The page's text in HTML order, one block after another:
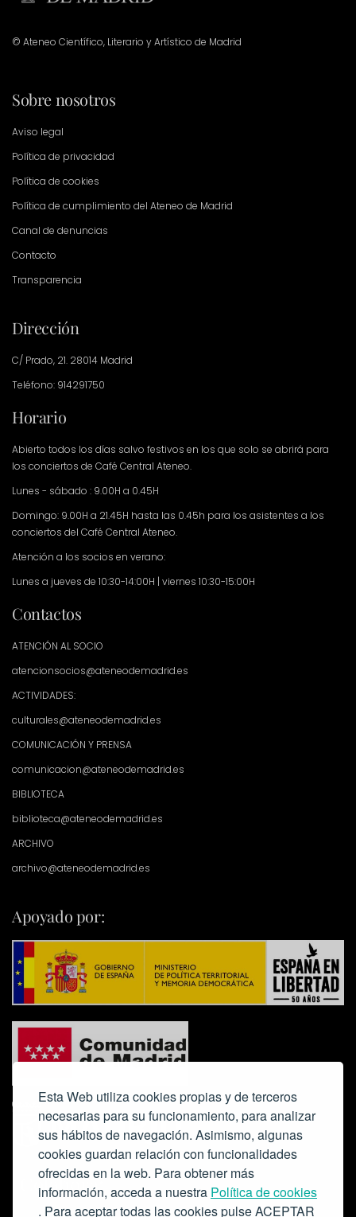
Esta Web utiliza cookies propias y de terceros
necesarias para su funcionamiento, para analizar
sus hábitos de navegación. Asimismo, algunas
cookies guardan relación con funcionalidades
ofrecidas en la web. Para obtener más
información, acceda a nuestra Política de cookies
. Para aceptar todas las cookies pulse ACEPTAR
© Ateneo Científico, Literario y Artístico de Madrid
Sobre nosotros
Aviso legal
Política de privacidad
Política de cookies
Política de cumplimiento del Ateneo de Madrid
Canal de denuncias
Contacto
Transparencia
Dirección
C/ Prado, 21. 28014 Madrid
Teléfono: 914291750
Horario
Abierto todos los días salvo festivos en los que solo se abrirá para
los conciertos de Café Central Ateneo.
Lunes - sábado : 9.00H a 0.45H
Domingo: 9.00H a 21.45H hasta las 0.45h para los asistentes a los
conciertos del Café Central Ateneo.
Atención a los socios en verano:
Lunes a jueves de 10:30-14:00H | viernes 10:30-15:00H
Contactos
ATENCIÓN AL SOCIO
atencionsocios@ateneodemadrid.es
ACTIVIDADES:
culturales@ateneodemadrid.es
COMUNICACIÓN Y PRENSA
comunicacion@ateneodemadrid.es
BIBLIOTECA
biblioteca@ateneodemadrid.es
ARCHIVO
archivo@ateneodemadrid.es
Apoyado por:
Colabora: